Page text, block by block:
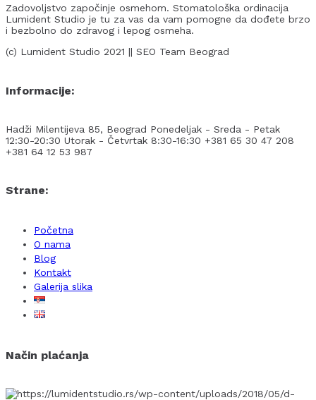
Zadovoljstvo započinje osmehom. Stomatološka ordinacija
Lumident Studio je tu za vas da vam pomogne da dođete brzo
i bezbolno do zdravog i lepog osmeha.
(c) Lumident Studio 2021 || SEO Team Beograd
Informacije:
Hadži Milentijeva 85, Beograd Ponedeljak - Sreda - Petak
12:30-20:30 Utorak - Četvrtak 8:30-16:30 +381 65 30 47 208
+381 64 12 53 987
Strane:
Početna
O nama
Blog
Kontakt
Galerija slika
Način plaćanja